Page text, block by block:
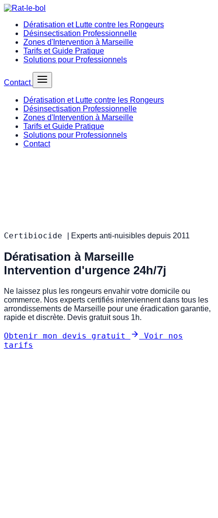
Dératisation et Lutte contre les Rongeurs
Désinsectisation Professionnelle
Zones d'Intervention à Marseille
Tarifs et Guide Pratique
Solutions pour Professionnels
Contact
Dératisation et Lutte contre les Rongeurs
Désinsectisation Professionnelle
Zones d'Intervention à Marseille
Tarifs et Guide Pratique
Solutions pour Professionnels
Contact
Certibiocide Experts anti-nuisibles depuis 2011
Dératisation à Marseille
Intervention d'urgence 24h/7j
Ne laissez plus les rongeurs envahir votre domicile ou
commerce. Nos experts certifiés interviennent dans tous les
arrondissements de Marseille pour une éradication garantie,
rapide et discrète. Devis gratuit sous 1h.
Obtenir mon devis gratuit
Voir nos
tarifs